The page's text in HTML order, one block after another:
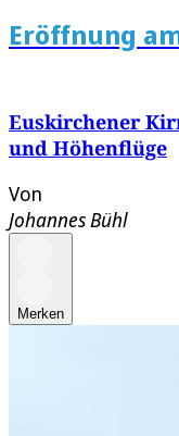
Eröffnung
Euskirchener
und Höhenflüge
Von
Johannes Bühl
Merken